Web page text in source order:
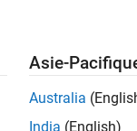
. Si malgré
pour vous tenir
par lieu
Asie-
Australia
India (English)